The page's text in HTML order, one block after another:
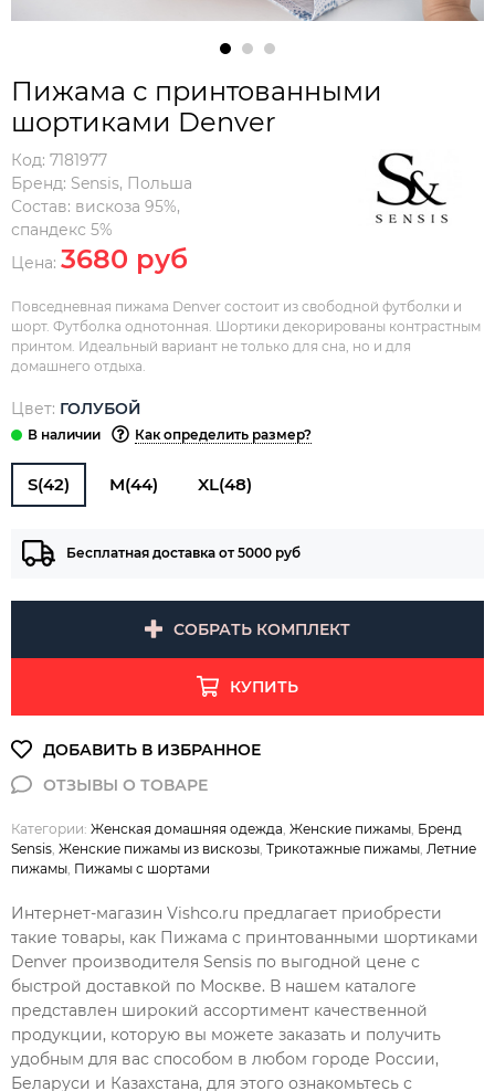
Пижама с принтованными
шортиками Denver
Код: 7181977
Бренд: Sensis, Польша
Состав: вискоза 95%,
спандекс 5%
Цена: 3680 руб
Повседневная пижама Denver состоит из свободной футболки и
шорт. Футболка однотонная. Шортики декорированы контрастным
принтом. Идеальный вариант не только для сна, но и для
домашнего отдыха.
Цвет: ГОЛУБОЙ
Как определить размер?
S(42) M(44) XL(48)
Бесплатная доставка от 5000 руб
СОБРАТЬ КОМПЛЕКТ
КУПИТЬ
Категории: Женская домашняя одежда Женские пижамы Бренд
Sensis Женские пижамы из вискозы Трикотажные пижамы Летние
пижамы Пижамы с шортами
Интернет-магазин Vishco.ru предлагает приобрести
такие товары, как Пижама с принтованными шортиками
Denver производителя Sensis по выгодной цене с
быстрой доставкой по Москве. В нашем каталоге
представлен широкий ассортимент качественной
продукции, которую вы можете заказать и получить
удобным для вас способом в любом городе России,
Беларуси и Казахстана, для этого ознакомьтесь с